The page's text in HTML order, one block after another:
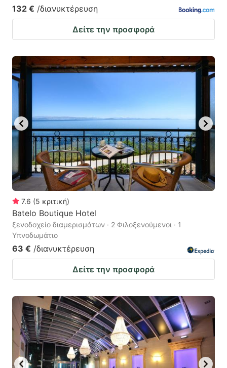
132 € /διανυκτέρευση
Δείτε την προσφορά
7.6 (5 κριτική)
Batelo Boutique Hotel
ξενοδοχείο διαμερισμάτων · 2 Φιλοξενούμενοι · 1
Υπνοδωμάτιο
63 € /διανυκτέρευση
Δείτε την προσφορά